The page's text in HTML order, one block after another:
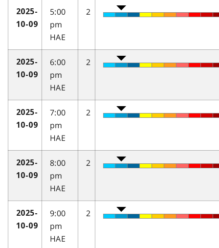
2025-
10-09
5:00
pm
HAE
2
2025-
10-09
6:00
pm
HAE
2
2025-
10-09
7:00
pm
HAE
2
2025-
10-09
8:00
pm
HAE
2
2025-
10-09
9:00
pm
HAE
2